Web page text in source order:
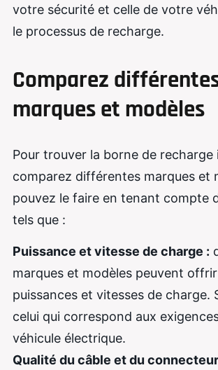
votre sécurité et celle de votre
le processus de recharge.
Comparez
marques et modèles
Pour trouver la borne de recharge
comparez différentes marques et
pouvez le faire en tenant compte
tels que :
Puissance et vitesse de charge :
marques et modèles peuvent
puissances et vitesses de charge.
celui qui correspond aux
véhicule électrique.
Qualité du câble et du